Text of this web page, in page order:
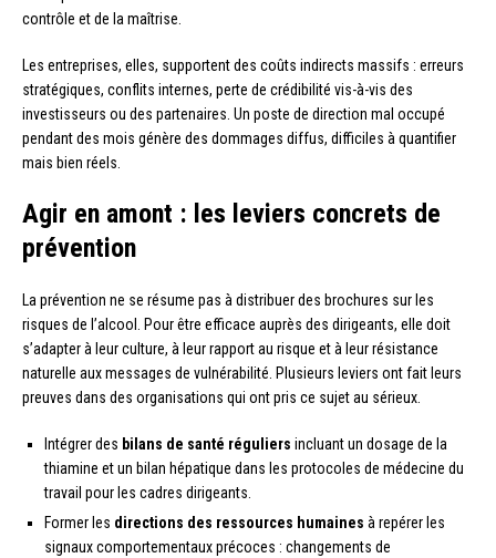
contrôle et de la maîtrise.
Les entreprises, elles, supportent des coûts indirects massifs : erreurs
stratégiques, conflits internes, perte de crédibilité vis-à-vis des
investisseurs ou des partenaires. Un poste de direction mal occupé
pendant des mois génère des dommages diffus, difficiles à quantifier
mais bien réels.
Agir en amont : les leviers concrets de
prévention
La prévention ne se résume pas à distribuer des brochures sur les
risques de l’alcool. Pour être efficace auprès des dirigeants, elle doit
s’adapter à leur culture, à leur rapport au risque et à leur résistance
naturelle aux messages de vulnérabilité. Plusieurs leviers ont fait leurs
preuves dans des organisations qui ont pris ce sujet au sérieux.
Intégrer des bilans de santé réguliers incluant un dosage de la
thiamine et un bilan hépatique dans les protocoles de médecine du
travail pour les cadres dirigeants.
Former les directions des ressources humaines à repérer les
signaux comportementaux précoces : changements de